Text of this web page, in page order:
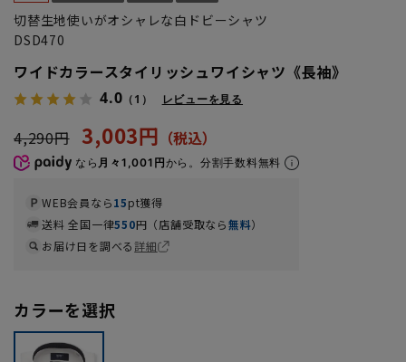
切替生地使いがオシャレな白ドビーシャツ
DSD470
ワイドカラースタイリッシュワイシャツ《長袖》
4.0 （1） レビューを見る
4,290円 3,003円
なら 月々1,001円から。分割手数料無料
WEB会員なら15pt獲得
送料 全国一律550円（店舗受取なら無料）
お届け日を調べる詳細
カラーを選択